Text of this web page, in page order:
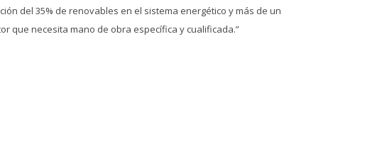
del 35% de renovables en el sistema energético y más de un
que necesita mano de obra específica y cualificada.”